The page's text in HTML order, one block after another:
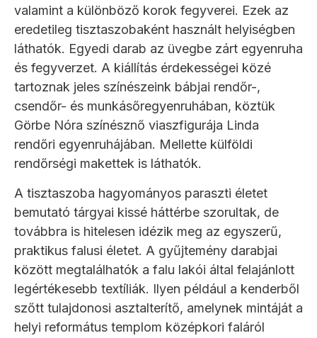
valamint a különböző korok fegyverei. Ezek az
eredetileg tisztaszobaként használt helyiségben
láthatók. Egyedi darab az üvegbe zárt egyenruha
és fegyverzet. A kiállítás érdekességei közé
tartoznak jeles színészeink bábjai rendőr-,
csendőr- és munkásőregyenruhában, köztük
Görbe Nóra színésznő viaszfigurája Linda
rendőri egyenruhájában. Mellette külföldi
rendőrségi makettek is láthatók.
A tisztaszoba hagyományos paraszti életet
bemutató tárgyai kissé háttérbe szorultak, de
továbbra is hitelesen idézik meg az egyszerű,
praktikus falusi életet. A gyűjtemény darabjai
között megtalálhatók a falu lakói által felajánlott
legértékesebb textíliák. Ilyen például a kenderből
szőtt tulajdonosi asztalterítő, amelynek mintáját a
helyi református templom középkori faláról